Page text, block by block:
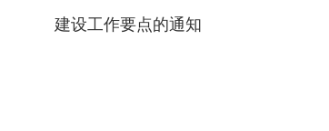
建设工作要点的通知